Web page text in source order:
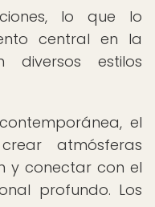
lo que lo
central en la
diversos estilos
el
atmósferas
y conectar con el
profundo. Los